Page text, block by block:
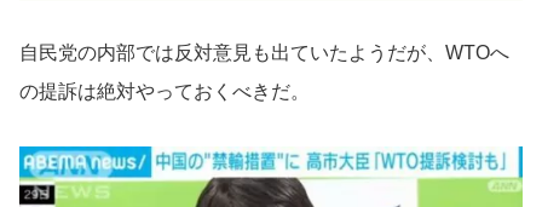
自民党の内部では反対意見も出ていたようだが、WTOへ
の提訴は絶対やっておくべきだ。